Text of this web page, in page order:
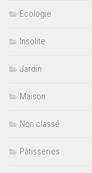
Ecologie
Insolite
Jardin
Maison
Non classé
Pâtisseries